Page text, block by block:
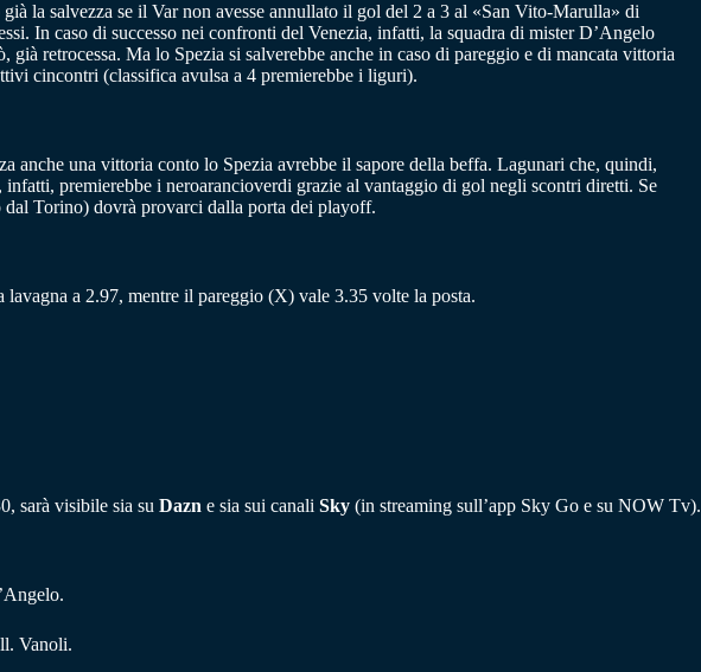
la salvezza se il Var non avesse annullato il gol del 2 a 3 al «San Vito-Marulla» di
In caso di successo nei confronti del Venezia, infatti, la squadra di mister D’Angelo
retrocessa. Ma lo Spezia si salverebbe anche in caso di pareggio e di mancata vittoria
cincontri (classifica avulsa a 4 premierebbe i liguri).
anche una vittoria conto lo Spezia avrebbe il sapore della beffa. Lagunari che, quindi,
premierebbe i neroarancioverdi grazie al vantaggio di gol negli scontri diretti. Se
dal Torino) dovrà provarci dalla porta dei playoff.
a 2.97, mentre il pareggio (X) vale 3.35 volte la posta.
sarà visibile sia su Dazn e sia sui canali Sky (in streaming sull’app Sky Go e su NOW Tv).
Vanoli.